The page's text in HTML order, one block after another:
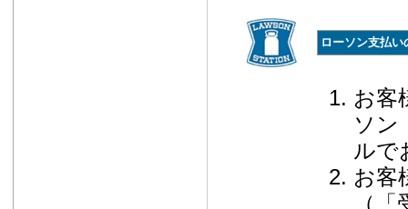
ローソン支払い
お客
ソン
ルで
お客
（